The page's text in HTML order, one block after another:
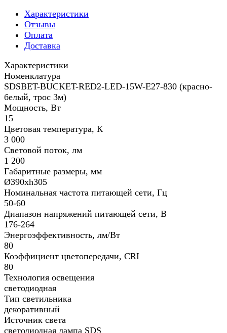
Характеристики
Отзывы
Оплата
Доставка
Характеристики
Номенклатура
SDSBET-BUCKET-RED2-LED-15W-E27-830 (красно-
белый, трос 3м)
Мощность, Вт
15
Цветовая температура, К
3 000
Световой поток, лм
1 200
Габаритные размеры, мм
Ø390хh305
Номинальная частота питающей сети, Гц
50-60
Диапазон напряжений питающей сети, В
176-264
Энергоэффективность, лм/Вт
80
Коэффициент цветопередачи, CRI
80
Технология освещения
светодиодная
Тип светильника
декоративный
Источник света
светодиодная лампа SDS